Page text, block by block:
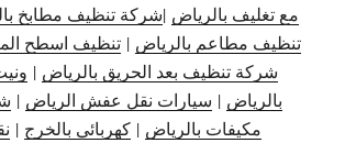
مع تغليف بالرياض |شركة تنظيف مطابخ
تنظيف مطاعم بالرياض |تنظيف اسطح
شركة تنظيف بعد الحريق بالرياض |
بالرياض | سيارات نقل عفش الرياض |
مكيفات بالرياض |كهربائي بالخرج |